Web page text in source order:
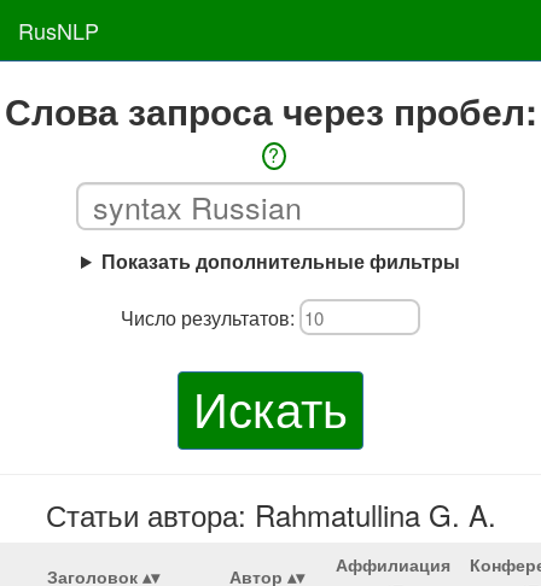
RusNLP
Слова запроса через пробел:
?
Показать дополнительные фильтры
Число результатов:
Искать
Статьи автора: Rahmatullina G. A.
Заголовок Автор Аффилиация